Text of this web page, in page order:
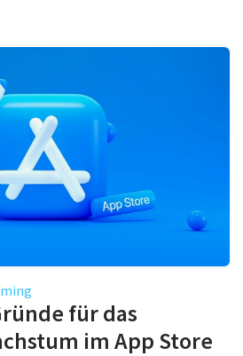
für das
im App Store